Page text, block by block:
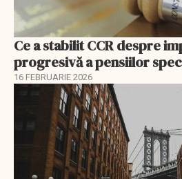
Ce a stabilit CCR despre
progresivă a pensiilor
16 FEBRUARIE 2026